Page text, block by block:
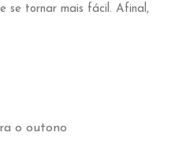
se tornar mais fácil. Afinal,